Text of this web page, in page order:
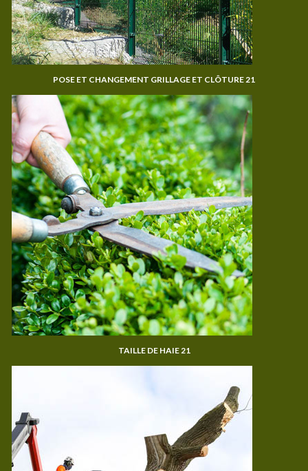
POSE ET CHANGEMENT GRILLAGE ET CLÔTURE 21
TAILLE DE HAIE 21